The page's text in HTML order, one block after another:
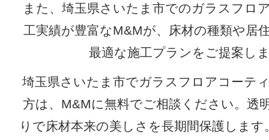
また、埼玉県さいたま市でのガラスフロ
工実績が豊富なM&Mが、床材の種類や居
最適な施工プランをご提案し
埼玉県さいたま市でガラスフロアコーテ
方は、M&Mに無料でご相談ください。透
りで床材本来の美しさを長期間保護します